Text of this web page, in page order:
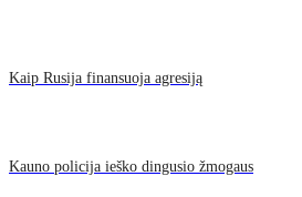
Kaip Rusija finansuoja agresiją
Kauno policija ieško dingusio žmogaus